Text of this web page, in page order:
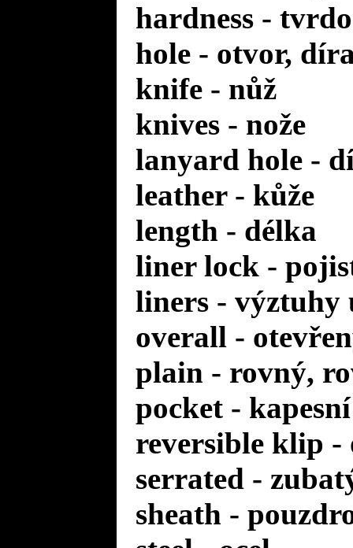
hardness -
hole - otvor,
knife - nůž
knives - nože
lanyard hole -
leather - kůže
length - délka
liner lock -
liners -
overall -
plain - rovný,
pocket - kapesní
reversible klip
serrated -
sheath -